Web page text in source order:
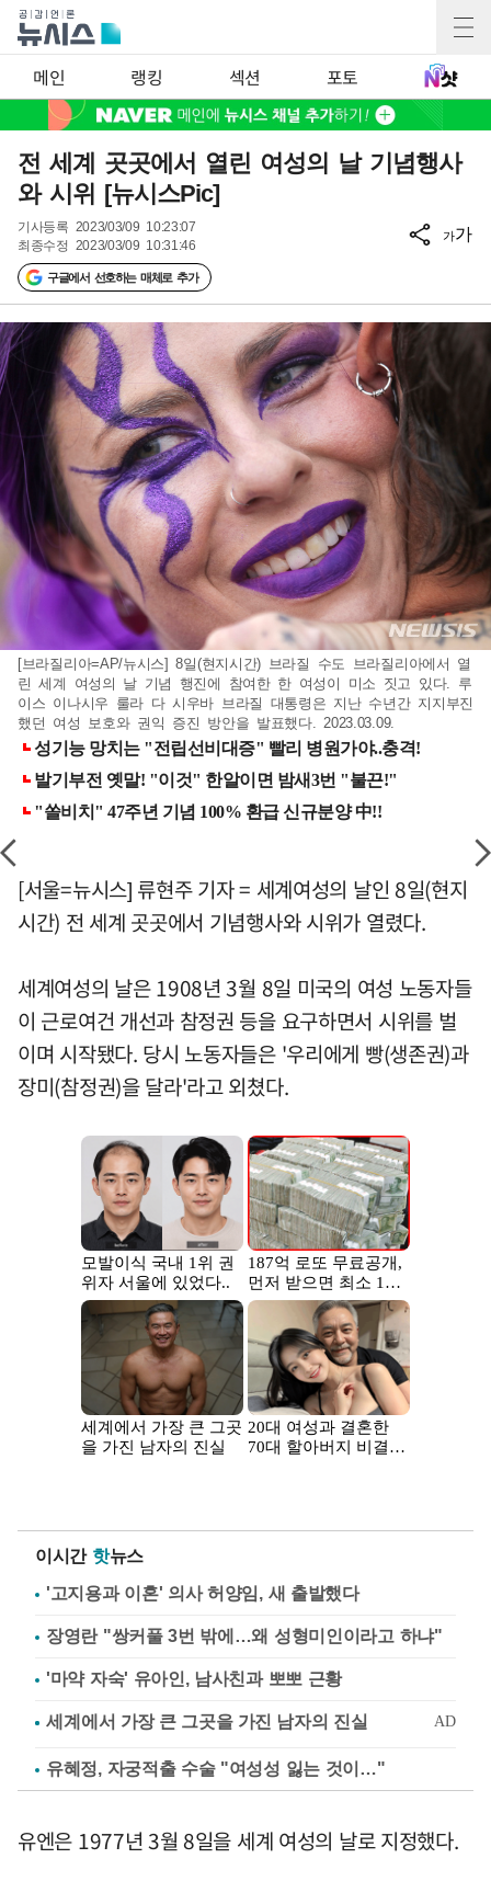
메인 랭킹 섹션 포토
전 세계 곳곳에서 열린 여성의 날 기념행사
와 시위 [뉴시스Pic]
기사등록 2023/03/09 10:23:07
최종수정 2023/03/09 10:31:46
구글에서 선호하는 매체로 추가
가가
[브라질리아=AP/뉴시스] 8일(현지시간) 브라질 수도 브라질리아에서 열
린 세계 여성의 날 기념 행진에 참여한 한 여성이 미소 짓고 있다. 루
이스 이나시우 룰라 다 시우바 브라질 대통령은 지난 수년간 지지부진
했던 여성 보호와 권익 증진 방안을 발표했다. 2023.03.09.
[서울=뉴시스] 류현주 기자 = 세계여성의 날인 8일(현지
시간) 전 세계 곳곳에서 기념행사와 시위가 열렸다.
세계여성의 날은 1908년 3월 8일 미국의 여성 노동자들
이 근로여건 개선과 참정권 등을 요구하면서 시위를 벌
이며 시작됐다. 당시 노동자들은 '우리에게 빵(생존권)과
장미(참정권)을 달라'라고 외쳤다.
이시간 핫뉴스
'고지용과 이혼' 의사 허양임, 새 출발했다
장영란 "쌍커풀 3번 밖에…왜 성형미인이라고 하냐"
'마약 자숙' 유아인, 남사친과 뽀뽀 근황
유혜정, 자궁적출 수술 "여성성 잃는 것이…"
유엔은 1977년 3월 8일을 세계 여성의 날로 지정했다.